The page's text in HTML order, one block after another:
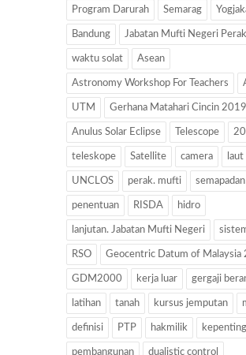
Program Darurah Semarag
Bandung Jabatan Mufti Negeri Perak
waktu solat Asean
Astronomy Workshop For Teachers
UTM Gerhana Matahari Cincin 2019
Anulus Solar Eclipse Telescope
teleskope Satellite camera laut
UNCLOS perak. mufti semapadan
penentuan RISDA hidro
lanjutan. Jabatan Mufti Negeri
RSO Geocentric Datum of Malaysia
GDM2000 kerja luar gergaji
latihan tanah kursus jemputan
definisi PTP hakmilik
pembangunan dualistic control